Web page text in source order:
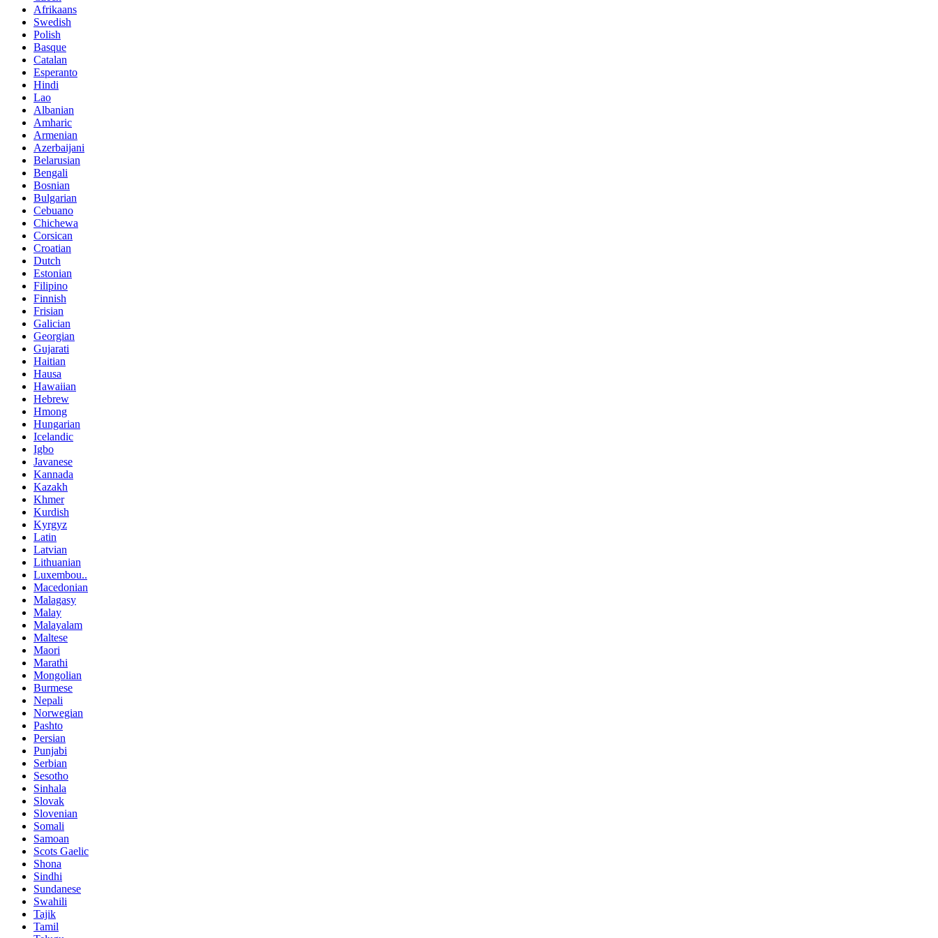
Afrikaans
Swedish
Polish
Basque
Catalan
Esperanto
Hindi
Lao
Albanian
Amharic
Armenian
Azerbaijani
Belarusian
Bengali
Bosnian
Bulgarian
Cebuano
Chichewa
Corsican
Croatian
Dutch
Estonian
Filipino
Finnish
Frisian
Galician
Georgian
Gujarati
Haitian
Hausa
Hawaiian
Hebrew
Hmong
Hungarian
Icelandic
Igbo
Javanese
Kannada
Kazakh
Khmer
Kurdish
Kyrgyz
Latin
Latvian
Lithuanian
Luxembou..
Macedonian
Malagasy
Malay
Malayalam
Maltese
Maori
Marathi
Mongolian
Burmese
Nepali
Norwegian
Pashto
Persian
Punjabi
Serbian
Sesotho
Sinhala
Slovak
Slovenian
Somali
Samoan
Scots Gaelic
Shona
Sindhi
Sundanese
Swahili
Tajik
Tamil